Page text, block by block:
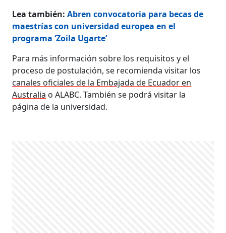
Lea también:Abren convocatoria para becas de
maestrías con universidad europea en el
programa ‘Zoila Ugarte’
Para más información sobre los requisitos y el
proceso de postulación, se recomienda visitar los
canales oficiales de la Embajada de Ecuador en
Australia o ALABC. También se podrá visitar la
página de la universidad.